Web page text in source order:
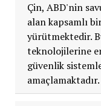
Çin, ABD'nin
alan kapsamlı
yürütmektedir.
teknolojilerine
güvenlik
amaçlamaktadır.